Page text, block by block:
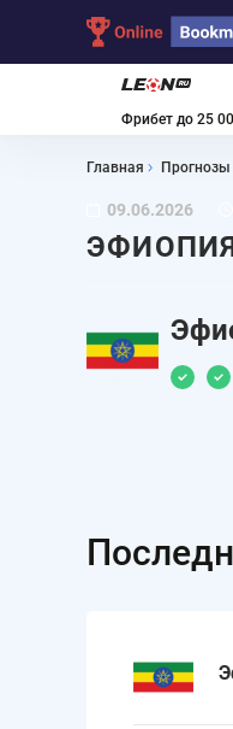
Фрибет до 25
Главная Прогнозы
09.06.2026